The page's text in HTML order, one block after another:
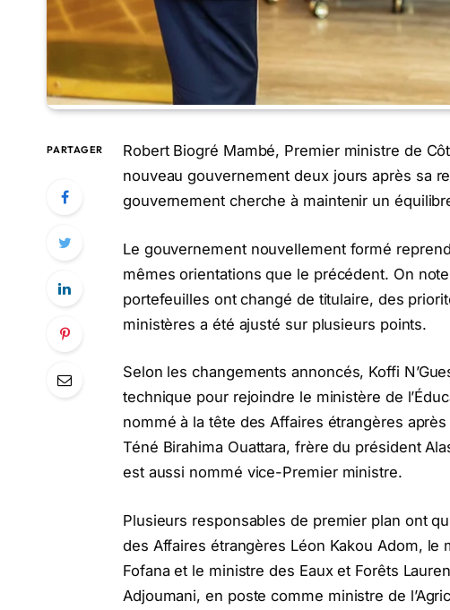
PARTAGER
Robert Biogré Mambé, Premier ministre de
nouveau gouvernement deux jours après sa
gouvernement cherche à maintenir un
Le gouvernement nouvellement formé
mêmes orientations que le précédent. On
portefeuilles ont changé de titulaire, des
ministères a été ajusté sur plusieurs points.
Selon les changements annoncés, Koffi
technique pour rejoindre le ministère de
nommé à la tête des Affaires étrangères
Téné Birahima Ouattara, frère du président
est aussi nommé vice-Premier ministre.
Plusieurs responsables de premier plan ont
des Affaires étrangères Léon Kakou Adom, le
Fofana et le ministre des Eaux et Forêts
Adjoumani, en poste comme ministre de